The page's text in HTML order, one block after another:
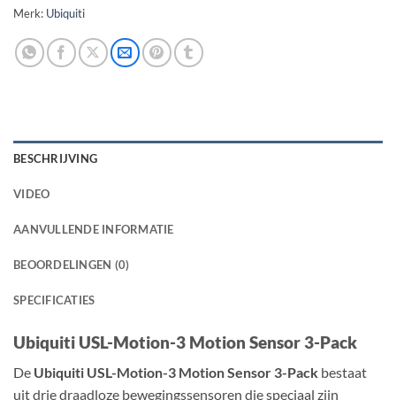
Merk: Ubiquiti
BESCHRIJVING
VIDEO
AANVULLENDE INFORMATIE
BEOORDELINGEN (0)
SPECIFICATIES
Ubiquiti USL-Motion-3 Motion Sensor 3-Pack
De Ubiquiti USL-Motion-3 Motion Sensor 3-Pack bestaat
uit drie draadloze bewegingssensoren die speciaal zijn